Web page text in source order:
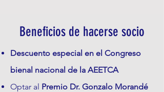
Beneficios de hacerse socio
Descuento especial en el Congreso
bienal nacional de la AEETCA
Optar al Premio Dr. Gonzalo Morandé